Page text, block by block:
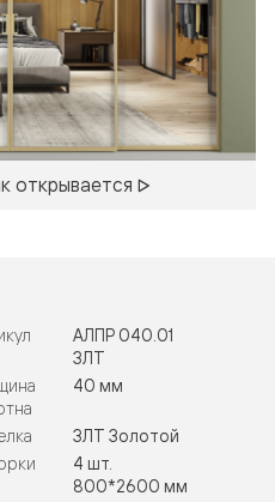
открывается
АЛПР 040.01
ЗЛТ
40 мм
ЗЛТ Золотой
4 шт.
800*2600 мм